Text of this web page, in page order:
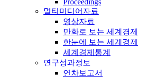
멀티미디어자료
영상자료
만화로 보는 세계경제
한눈에 보는 세계경제
세계경제통계
연구성과정보
연차보고서